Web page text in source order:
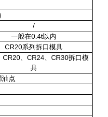
）
/
一般在0.4t以内
CR20系列拆口模具
CR20、 CR24、 CR30拆口模
具
油点